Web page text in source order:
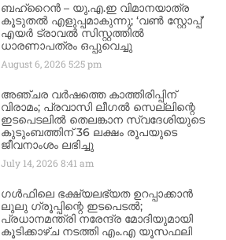
ബഹ്‌റൈൻ – യു.എ.ഇ വിമാനയാത്ര
കൂടുതൽ എളുപ്പമാകുന്നു; ‘വൺ സ്റ്റോപ്പ്’
എയർ ട്രാവൽ സിസ്റ്റത്തിൽ
ധാരണാപത്രം ഒപ്പുവെച്ചു
August 6, 20265:25 pm
അഞ്ചര വർഷത്തെ കാത്തിരിപ്പിന്
വിരാമം; പ്രവാസി ലീഗൽ സെല്ലിന്റെ
ഇടപെടലിൽ തെലങ്കാന സ്വദേശിയുടെ
കുടുംബത്തിന് 36 ലക്ഷം രൂപയുടെ
ജീവനാംശം ലഭിച്ചു
July 14, 20268:41 am
ഗൾഫിലെ ഭക്ഷ്യലഭ്യത ഉറപ്പാക്കാൻ
ലുലു ഗ്രൂപ്പിന്റെ ഇടപെടൽ;
പ്രധാനമന്ത്രി നരേന്ദ്ര മോദിയുമായി
കൂടിക്കാഴ്ച നടത്തി എം.എ യൂസഫലി